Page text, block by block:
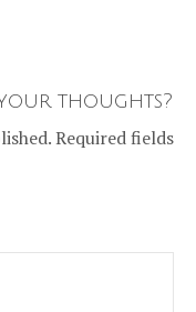
thoughts?
Required fields